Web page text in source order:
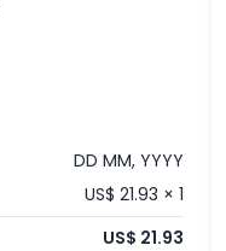
DD MM, YYYY
US$ 21.93 × 1
US$ 21.93